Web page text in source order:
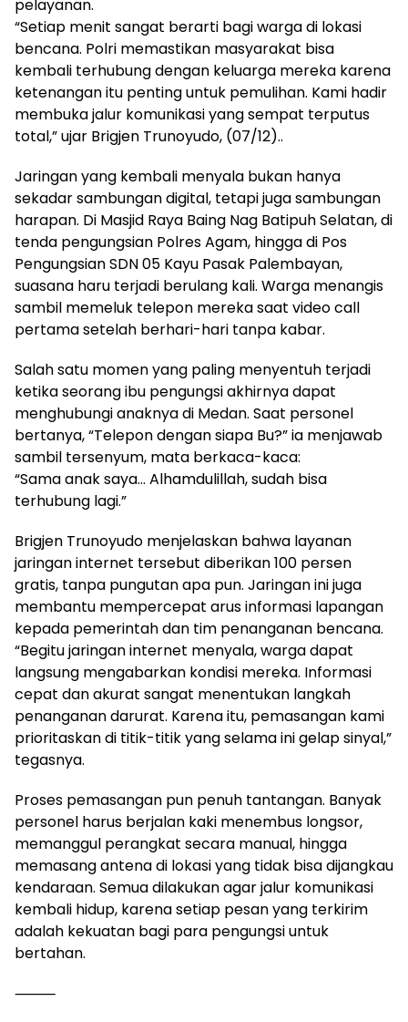
pelayanan.
“Setiap menit sangat berarti bagi warga di lokasi
bencana. Polri memastikan masyarakat bisa
kembali terhubung dengan keluarga mereka karena
ketenangan itu penting untuk pemulihan. Kami hadir
membuka jalur komunikasi yang sempat terputus
total,” ujar Brigjen Trunoyudo, (07/12)..
Jaringan yang kembali menyala bukan hanya
sekadar sambungan digital, tetapi juga sambungan
harapan. Di Masjid Raya Baing Nag Batipuh Selatan, di
tenda pengungsian Polres Agam, hingga di Pos
Pengungsian SDN 05 Kayu Pasak Palembayan,
suasana haru terjadi berulang kali. Warga menangis
sambil memeluk telepon mereka saat video call
pertama setelah berhari-hari tanpa kabar.
Salah satu momen yang paling menyentuh terjadi
ketika seorang ibu pengungsi akhirnya dapat
menghubungi anaknya di Medan. Saat personel
bertanya, “Telepon dengan siapa Bu?” ia menjawab
sambil tersenyum, mata berkaca-kaca:
“Sama anak saya… Alhamdulillah, sudah bisa
terhubung lagi.”
Brigjen Trunoyudo menjelaskan bahwa layanan
jaringan internet tersebut diberikan 100 persen
gratis, tanpa pungutan apa pun. Jaringan ini juga
membantu mempercepat arus informasi lapangan
kepada pemerintah dan tim penanganan bencana.
“Begitu jaringan internet menyala, warga dapat
langsung mengabarkan kondisi mereka. Informasi
cepat dan akurat sangat menentukan langkah
penanganan darurat. Karena itu, pemasangan kami
prioritaskan di titik-titik yang selama ini gelap sinyal,”
tegasnya.
Proses pemasangan pun penuh tantangan. Banyak
personel harus berjalan kaki menembus longsor,
memanggul perangkat secara manual, hingga
memasang antena di lokasi yang tidak bisa dijangkau
kendaraan. Semua dilakukan agar jalur komunikasi
kembali hidup, karena setiap pesan yang terkirim
adalah kekuatan bagi para pengungsi untuk
bertahan.
⸻